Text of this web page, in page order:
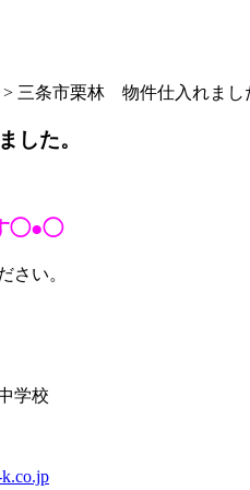
> 三条市栗林 物件仕入れまし
した。
◯●◯
さい。
学校